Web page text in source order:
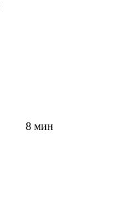
8 мин